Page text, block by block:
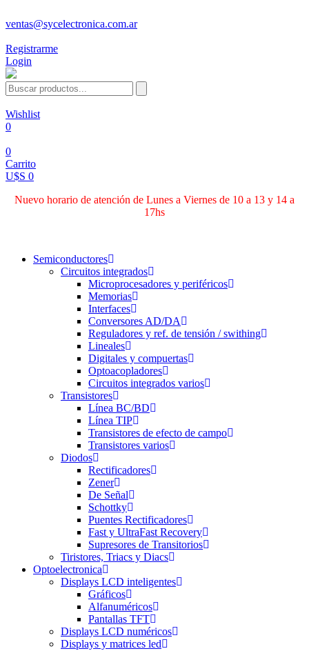
ventas@sycelectronica.com.ar
Registrarme
Login
Wishlist
0
0
Carrito
U$S 0
Nuevo horario de atención de Lunes a Viernes de 10 a 13 y 14 a
17hs
Semiconductores
Circuitos integrados
Microprocesadores y periféricos
Memorias
Interfaces
Conversores AD/DA
Reguladores y ref. de tensión / swithing
Lineales
Digitales y compuertas
Optoacopladores
Circuitos integrados varios
Transistores
Línea BC/BD
Línea TIP
Transistores de efecto de campo
Transistores varios
Diodos
Rectificadores
Zener
De Señal
Schottky
Puentes Rectificadores
Fast y UltraFast Recovery
Supresores de Transitorios
Tiristores, Triacs y Diacs
Optoelectronica
Displays LCD inteligentes
Gráficos
Alfanuméricos
Pantallas TFT
Displays LCD numéricos
Displays y matrices led